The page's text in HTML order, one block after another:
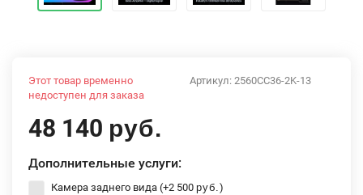
Артикул: 2560CC36-2K-13
Этот товар временно
недоступен для заказа
48 140 руб.
Дополнительные услуги:
Камера заднего вида (+2 500 руб. )